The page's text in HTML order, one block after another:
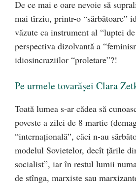
De ce mai e oare nevoie să
mai tîrziu, printr-o “sărbătoare”
văzute ca instrument al “luptei
perspectiva dizolvantă a
idiosincraziilor “proletare”?!
Pe urmele tovarăşei Clara
Toată lumea s-ar cădea să
poveste a zilei de 8 martie
“internaţională”, căci n-au
modelul Sovietelor, decît ţările
socialist”, iar în restul lumii
de stînga, marxiste sau